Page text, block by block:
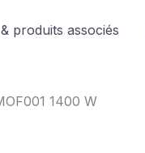
produits associés
1400 W